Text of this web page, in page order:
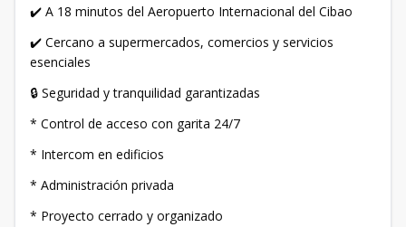
✔️ A 18 minutos del Aeropuerto Internacional del Cibao
✔️ Cercano a supermercados, comercios y servicios
esenciales
🔒 Seguridad y tranquilidad garantizadas
* Control de acceso con garita 24/7
* Intercom en edificios
* Administración privada
* Proyecto cerrado y organizado